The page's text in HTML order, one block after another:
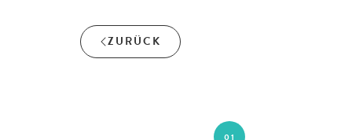
ZURÜCK
01